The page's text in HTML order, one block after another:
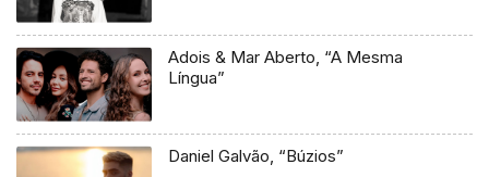
Adois & Mar Aberto, “A Mesma
Língua”
Daniel Galvão, “Búzios”